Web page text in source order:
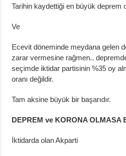
Tarihin kaydettiği en büyük deprem
Ve
Ecevit döneminde meydana gelen
zarar vermesine rağmen..
seçimde iktidar partisinin %35 oy
oranı değildir.
Tam aksine büyük bir başarıdır.
DEPREM ve KORONA OLMASA
İktidarda olan Akparti